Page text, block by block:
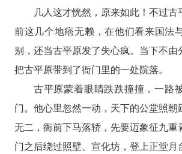
几人这才恍然，原来如此！不过
前这几个地痞无赖，在他们看来国法
别，还当古平原发了失心疯。当下不
把古平原带到了衙门里的一处院落。
古平原蒙着眼睛跌跌撞撞，一路
门。他心里忽然一动，天下的公堂照
无二，衙前下马落轿，先要迈象征九重
门之后绕过照壁、宣化坊，登上正堂